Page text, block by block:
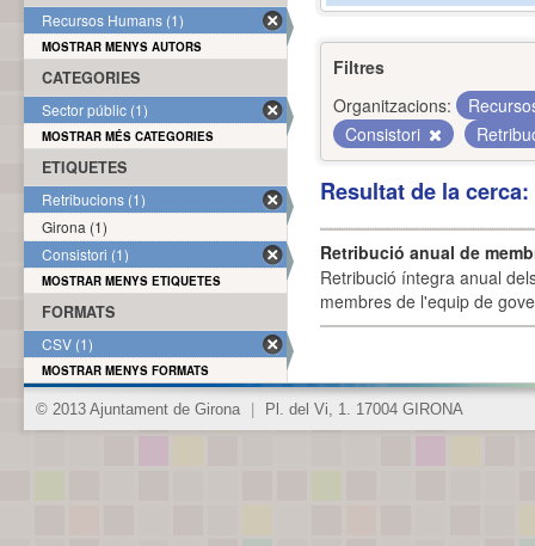
Filtres
Organitzacions:
Consistori
Resultat de la
Retribució anual de
Retribució íntegra anual
membres de l'equip de
Recursos Humans (1)
MOSTRAR MENYS AUTORS
CATEGORIES
Sector públic (1)
MOSTRAR MÉS CATEGORIES
ETIQUETES
Retribucions (1)
Girona (1)
Consistori (1)
MOSTRAR MENYS ETIQUETES
FORMATS
CSV (1)
MOSTRAR MENYS FORMATS
© 2013 Ajuntament de Girona Pl. del Vi, 1. 17004 GIRONA